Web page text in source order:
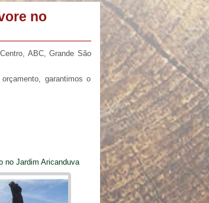
no
ABC, Grande São
garantimos o
no Jardim Aricanduva